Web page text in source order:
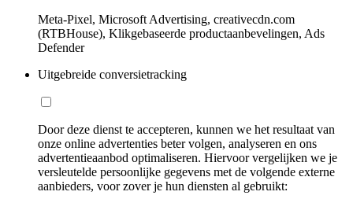
Meta-Pixel, Microsoft Advertising, creativecdn.com
(RTBHouse), Klikgebaseerde productaanbevelingen, Ads
Defender
Uitgebreide conversietracking
Door deze dienst te accepteren, kunnen we het resultaat van
onze online advertenties beter volgen, analyseren en ons
advertentieaanbod optimaliseren. Hiervoor vergelijken we je
versleutelde persoonlijke gegevens met de volgende externe
aanbieders, voor zover je hun diensten al gebruikt: